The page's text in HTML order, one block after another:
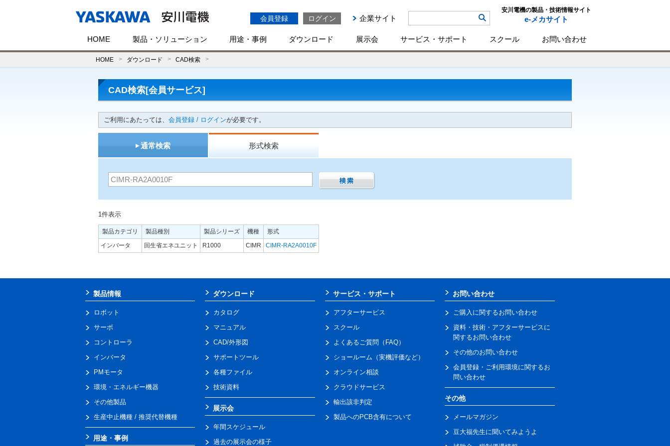
会員登録 ログイン 企業サイト
安川電機の製品・技術情報サイト
e-メカサイト
HOME 製品・ソリューション 用途・事例 ダウンロード 展示会 サービス・サポート スクール お問い合わせ
HOME ダウンロード CAD検索
CAD検索[会員サービス]
ご利用にあたっては、 会員登録 / ログインが必要です。
通常検索 形式検索
1件表示
製品カテゴリ 製品種別 製品シリーズ 機種
形式
インバータ
回生省エネユニット R1000 CIMR CIMR-RA2A0010F
製品情報
ロボット
サーボ
コントローラ
インバータ
PMモータ
環境・エネルギー機器
その他製品
生産中止機種 / 推奨代替機種
用途・事例
ダウンロード
カタログ
マニュアル
CAD/外形図
サポートツール
各種ファイル
技術資料
展示会
年間スケジュール
過去の展示会の様子
サービス・サポート
アフターサービス
スクール
よくあるご質問（FAQ）
ショールーム（実機評価など）
オンライン相談
クラウドサービス
輸出該非判定
製品へのPCB含有について
お問い合わせ
ご購入に関するお問い合わせ
資料・技術・アフターサービスに
関するお問い合わせ
その他のお問い合わせ
会員登録・ご利用環境に関するお
問い合わせ
その他
メールマガジン
豆大福先生に聞いてみようよ